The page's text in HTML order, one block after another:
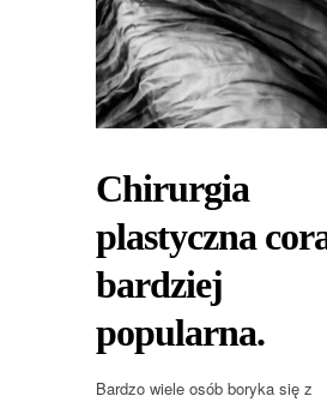
Chirurgia
plastyczna
bardziej
popularna.
Bardzo wiele osób boryka się z